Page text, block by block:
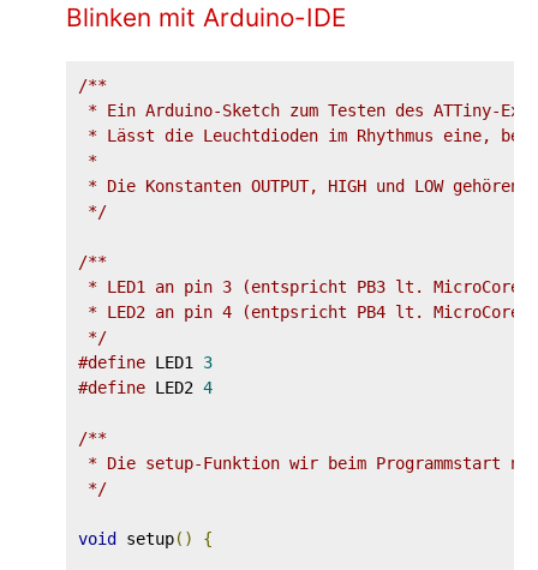
Blinken mit Arduino-IDE
/**
* Ein Arduino-Sketch zum Testen des ATTiny-
* Lässt die Leuchtdioden im Rhythmus eine,
*
* Die Konstanten OUTPUT, HIGH und LOW gehören
*/
/**
* LED1 an pin 3 (entspricht PB3 lt. MicroCore-
* LED2 an pin 4 (entpsricht PB4 lt. MicroCore-
*/
#define LED1 3
#define LED2 4
/**
* Die setup-Funktion wir beim Programmstart
*/
void setup() {